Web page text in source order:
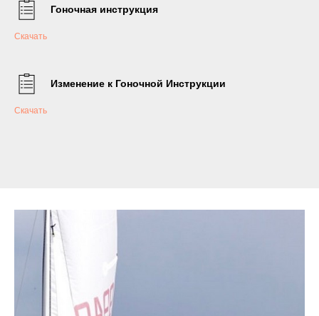
Гоночная инструкция
Скачать
Изменение к Гоночной Инструкции
Скачать